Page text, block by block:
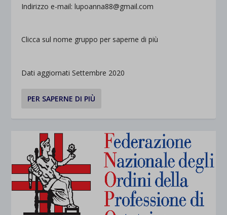
Indirizzo e-mail: lupoanna88@gmail.com
Clicca sul nome gruppo per saperne di più
Dati aggiornati Settembre 2020
PER SAPERNE DI PIÙ